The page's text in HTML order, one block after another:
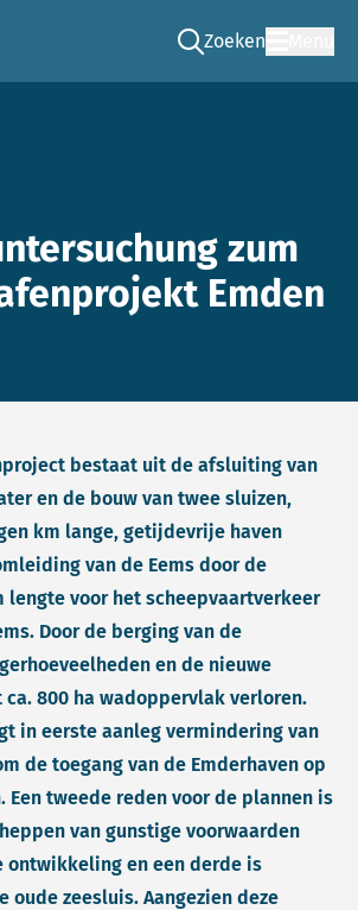
Zoeken
Ga naar de zoek
zum
Emden
bestaat uit de afsluiting van
en de bouw van twee sluizen,
km lange, getijdevrije haven
van de Eems door de
lengte voor het scheepvaartverkeer
Door de berging van de
en de nieuwe
ca. 800 ha wadoppervlak verloren.
in eerste aanleg vermindering van
de toegang van de Emderhaven op
Een tweede reden voor de plannen is
van gunstige voorwaarden
ontwikkeling en een derde is
oude zeesluis. Aangezien deze